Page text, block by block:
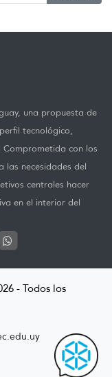
una propuesta de
tecnológico,
con los
las necesidades del
centrales hacer
en el interior del
- Todos los